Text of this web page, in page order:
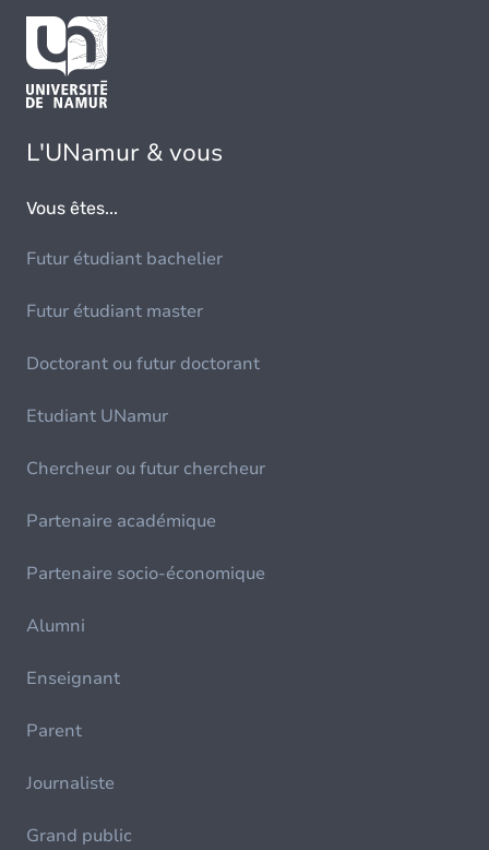
L'UNamur & vous
Vous êtes...
Futur étudiant bachelier
Futur étudiant master
Doctorant ou futur doctorant
Etudiant UNamur
Chercheur ou futur chercheur
Partenaire académique
Partenaire socio-économique
Alumni
Enseignant
Parent
Journaliste
Grand public